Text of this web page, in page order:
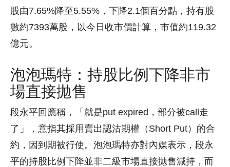
股由7.65%降至5.55%，下降2.1個百分點，持有股
數約7393萬股，以今日收市價計算，市值約119.32
億元。
泡泡瑪特：持股比例下降非市
場直接拋售
段永平回應稱，「就是put expired，部分被call走
了」，意指其採用賣出認沽期權（Short Put）的合
約，因到期被行使。泡泡瑪特亦對內媒表示，段永
平的持股比例下降並非二級市場直接拋售減持，而